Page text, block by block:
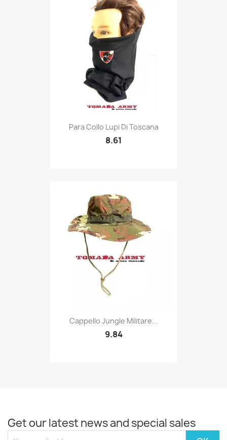
Quick view
Para Collo Lupi Di Toscana
8.61
Quick view
Cappello Jungle Militare...
9.84
Get our latest news and special sales